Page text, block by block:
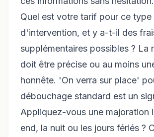
Quel est votre tarif pour ce type
d'intervention, et y a-t-il des
supplémentaires possibles ? La
doit être précise ou au moins
honnête. 'On verra sur place'
débouchage standard est un
Appliquez-vous une majoration
end, la nuit ou les jours fériés ?